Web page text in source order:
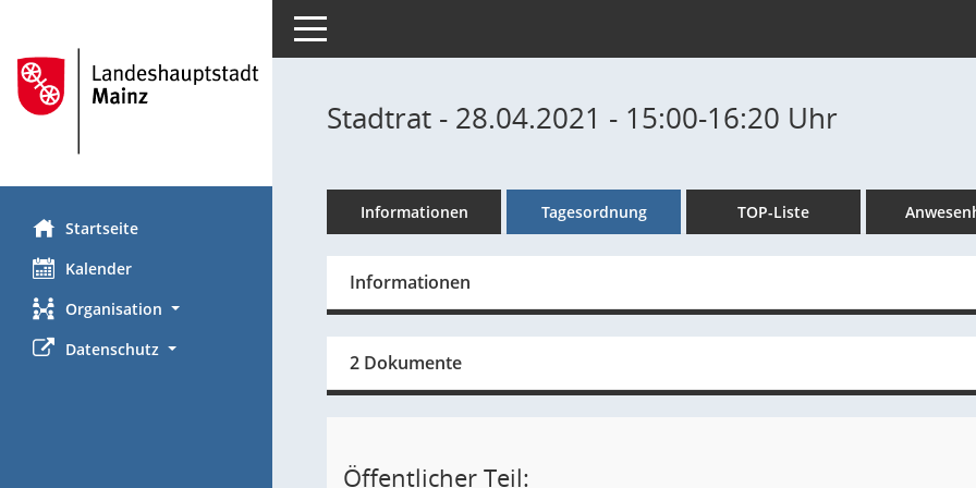
Startseite
Kalender
Organisation
Datenschutz
Toggle navigation
Stadtrat - 28.04.2021 - 15:00-16:20 Uhr
Informationen Tagesordnung TOP-Liste
Informationen
2 Dokumente
Öffentlicher Teil: